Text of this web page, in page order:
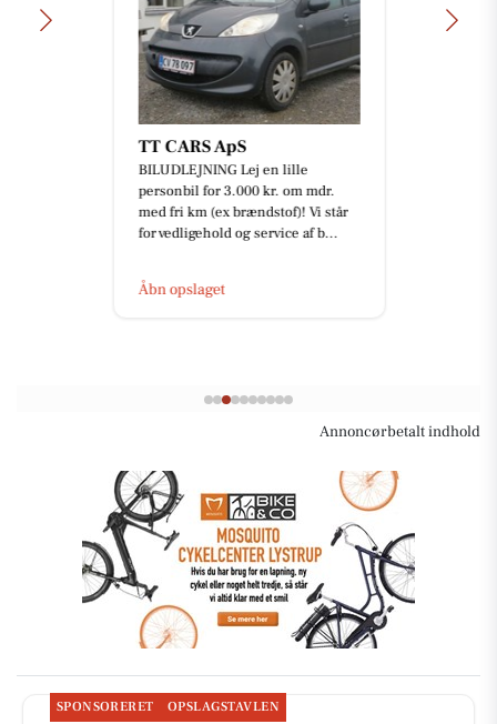
TT CARS ApS
BILUDLEJNING Lej en lille
personbil for 3.000 kr. om mdr.
med fri km (ex brændstof)! Vi står
for vedligehold og service af b...
Åbn opslaget
Annoncørbetalt indhold
SPONSORERET OPSLAGSTAVLEN